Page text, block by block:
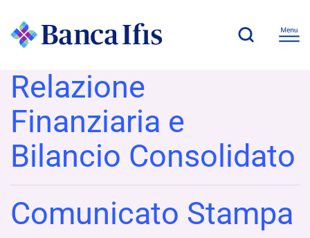
Relazione
Finanziaria e
Bilancio Consolidato
Comunicato Stampa